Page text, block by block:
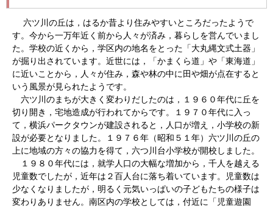
六ツ川の丘は，はるか昔より住みやすいところだったようで
す。今から一万年近く前から人々が済み，暮らしを営んでいまし
た。学校の近くから，学区内の地名をとった「大丸縄文式土器」
が掘り出されています。近世には，「かまくら道」や「東海道」
に近いことから，人々が住み，森や林の中に田や畑が点在すると
いう風景が見られたようです。
六ツ川のまちが大きく変わりだしたのは，１９６０年代に丘を
切り開き，宅地造成が行われてからです。１９７０年代に入っ
て，横浜パークタウンが建設されると，人口が増え，小学校の新
設が必要となりました。１９７６年（昭和５１年）六ツ川の丘の
上に地域の方々の協力を得て，六つ川台小学校が開校しました。
１９８０年代には，就学人口の大幅な増加から，千人を越える
児童数でしたが，近年は２百人台に落ち着いています。児童数は
少なくなりましたが，明るく元気いっぱいの子どもたちの様子は
変わりありません。南区内の学校としては，付近に「児童遊園